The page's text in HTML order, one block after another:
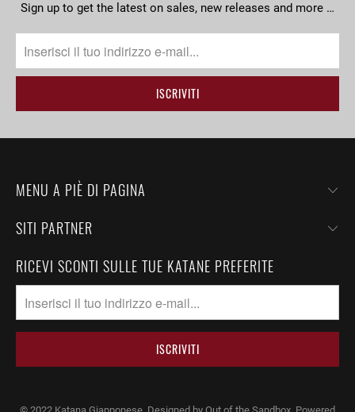
Sign up to get the latest on sales, new releases and more …
MENU A PIÈ DI PAGINA
SITI PARTNER
RICEVI SCONTI SULLE TUE KATANE PREFERITE